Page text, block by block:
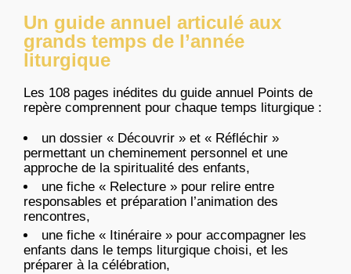
Un guide annuel articulé aux
grands temps de l’année
liturgique
Les 108 pages inédites du guide annuel Points de
repère comprennent pour chaque temps liturgique :
un dossier « Découvrir » et « Réfléchir »
permettant un cheminement personnel et une
approche de la spiritualité des enfants,
une fiche « Relecture » pour relire entre
responsables et préparation l’animation des
rencontres,
une fiche « Itinéraire » pour accompagner les
enfants dans le temps liturgique choisi, et les
préparer à la célébration,